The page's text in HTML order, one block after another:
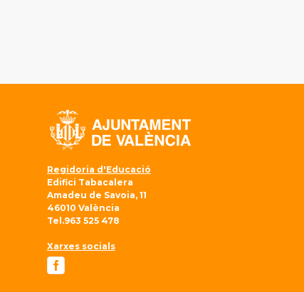
Regidoria d'Educació
Edifici Tabacalera
Amadeu de Savoia, 11
46010 València
Tel.963 525 478
Xarxes socials